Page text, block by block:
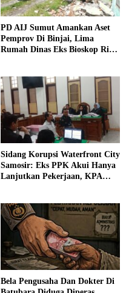
PD AIJ Sumut Amankan Aset
Pemprov Di Binjai, Lima
Rumah Dinas Eks Bioskop Ria
Sidang Korupsi Waterfront City
Samosir: Eks PPK Akui Hanya
Lanjutkan Pekerjaan, KPA
Bela Pengusaha Dan Dokter Di